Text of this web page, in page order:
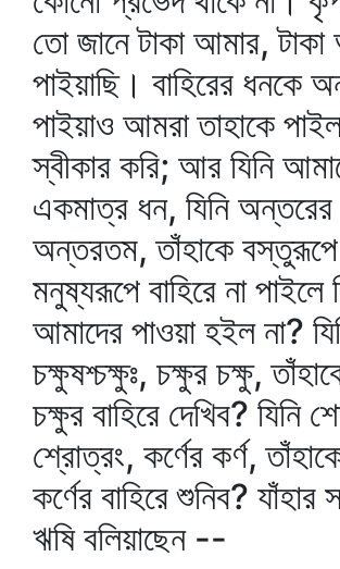
তো জানে টাকা আমার,
পাইয়াছি। বাহিরের ধনকে
পাইয়াও আমরা তাহাকে
স্বীকার করি; আর যিনি
একমাত্র ধন, যিনি অন্তরের
অন্তরতম, তাঁহাকে বস্তুরূপে
মনুষ্যরূপে বাহিরে না পাইলে
আমাদের পাওয়া হইল না?
চক্ষুষশ্চক্ষুঃ, চক্ষুর চক্ষু,
চক্ষুর বাহিরে দেখিব? যিনি
শ্রোত্রং, কর্ণের কর্ণ,
কর্ণের বাহিরে শুনিব? যাঁহার
ঋষি বলিয়াছেন --